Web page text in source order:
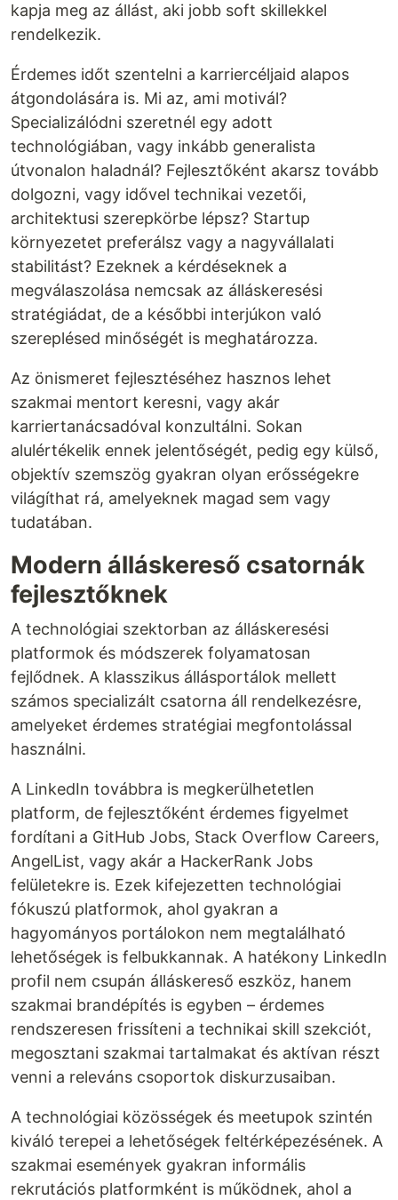
kapja meg az állást, aki jobb soft skillekkel
rendelkezik.
Érdemes időt szentelni a karriercéljaid alapos
átgondolására is. Mi az, ami motivál?
Specializálódni szeretnél egy adott
technológiában, vagy inkább generalista
útvonalon haladnál? Fejlesztőként akarsz tovább
dolgozni, vagy idővel technikai vezetői,
architektusi szerepkörbe lépsz? Startup
környezetet preferálsz vagy a nagyvállalati
stabilitást? Ezeknek a kérdéseknek a
megválaszolása nemcsak az álláskeresési
stratégiádat, de a későbbi interjúkon való
szereplésed minőségét is meghatározza.
Az önismeret fejlesztéséhez hasznos lehet
szakmai mentort keresni, vagy akár
karriertanácsadóval konzultálni. Sokan
alulértékelik ennek jelentőségét, pedig egy külső,
objektív szemszög gyakran olyan erősségekre
világíthat rá, amelyeknek magad sem vagy
tudatában.
Modern álláskereső csatornák
fejlesztőknek
A technológiai szektorban az álláskeresési
platformok és módszerek folyamatosan
fejlődnek. A klasszikus állásportálok mellett
számos specializált csatorna áll rendelkezésre,
amelyeket érdemes stratégiai megfontolással
használni.
A LinkedIn továbbra is megkerülhetetlen
platform, de fejlesztőként érdemes figyelmet
fordítani a GitHub Jobs, Stack Overflow Careers,
AngelList, vagy akár a HackerRank Jobs
felületekre is. Ezek kifejezetten technológiai
fókuszú platformok, ahol gyakran a
hagyományos portálokon nem megtalálható
lehetőségek is felbukkannak. A hatékony LinkedIn
profil nem csupán álláskereső eszköz, hanem
szakmai brandépítés is egyben – érdemes
rendszeresen frissíteni a technikai skill szekciót,
megosztani szakmai tartalmakat és aktívan részt
venni a releváns csoportok diskurzusaiban.
A technológiai közösségek és meetupok szintén
kiváló terepei a lehetőségek feltérképezésének. A
szakmai események gyakran informális
rekrutációs platformként is működnek, ahol a